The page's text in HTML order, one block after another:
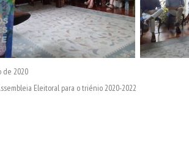
de 2020
Eleitoral para o triénio 2020-2022